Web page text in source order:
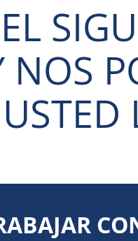
NOS